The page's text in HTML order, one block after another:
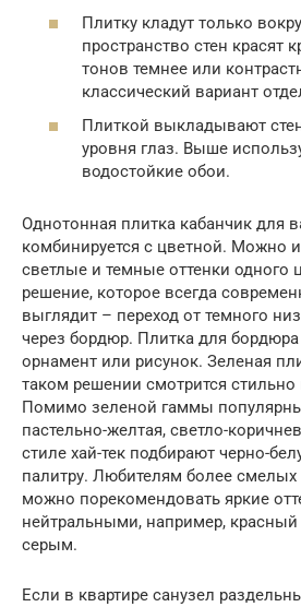
Плитку кладут только
пространство стен красят
тонов темнее или
классический вариант
Плиткой выкладывают
уровня глаз. Выше
водостойкие обои.
Однотонная плитка кабанчик для
комбинируется с цветной. Можно
светлые и темные оттенки одного
решение, которое всегда
выглядит – переход от темного
через бордюр. Плитка для
орнамент или рисунок. Зеленая
таком решении смотрится
Помимо зеленой гаммы
пастельно-желтая, светло-
стиле хай-тек подбирают черно-
палитру. Любителям более
можно порекомендовать яркие
нейтральными, например,
серым.
Если в квартире санузел